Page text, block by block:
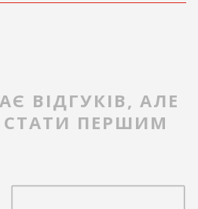
ВІДГУКІВ, АЛЕ
ПЕРШИМ